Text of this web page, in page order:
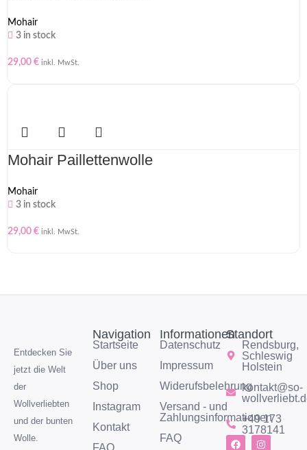
Mohair
3 in stock
29,00 € inkl. MwSt.
Mohair Paillettenwolle
Mohair
3 in stock
29,00 € inkl. MwSt.
Entdecken Sie
jetzt die Welt
der
Wollverliebten
und der bunten
Wolle.
Navigation
Startseite
Über uns
Shop
Instagram
Kontakt
FAQ
Informationen
Datenschutz
Impressum
Widerufsbelehrung
Versand - und
Zahlungsinformationen
FAQ
Standort
Rendsburg,
Schleswig
Holstein
kontakt@so-
+49 173
3178141